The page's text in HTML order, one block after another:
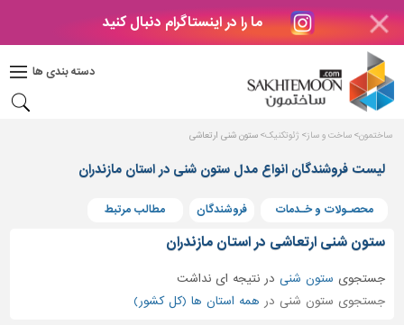
ما را در اینستاگرام دنبال کنید
دسته بندی ها
دکوراسیون
بتن
های
بتنی
و
پنجره
ساختمانی
ساختمون ساخت و ساز ژئوتکنیک ستون شنی ارتعاشی
لیست فروشندگان انواع مدل ستون شنی در استان مازندران
محصـولات و خـدمات فروشندگان مطالب مرتبط
ستون شنی ارتعاشی در استان مازندران
جستجوی ستون شنی درنتیجه ای نداشت
جستجوی ستون شنی در همه استان ها (کل کشور)